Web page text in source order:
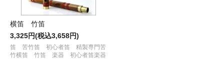
横笛 竹笛
3,325円(税込3,658円)
笛 苦竹笛 初心者笛 精製専門苦
竹横笛 竹笛 楽器 初心者笛楽器